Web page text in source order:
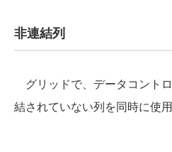
非連結列
グリッドで、データコント
結されていない列を同時に使用